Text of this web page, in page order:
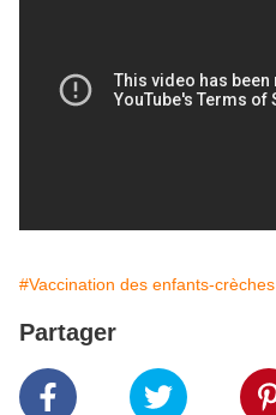
#Vaccination des enfants-crèches
Partager